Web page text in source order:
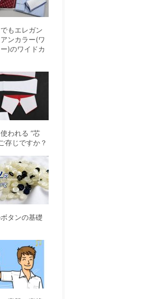
もエレガン
ンカラー(ワ
)のワイドカ
われる ”芯
存じですか？
タンの基礎